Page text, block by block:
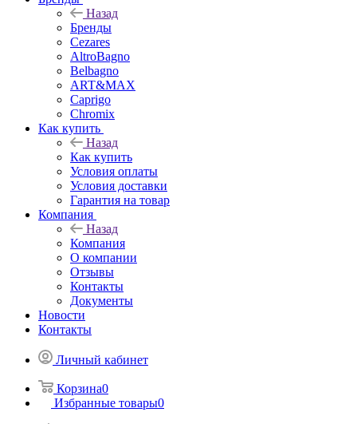
Назад
Бренды
Cezares
AltroBagno
Belbagno
ART&MAX
Caprigo
Chromix
Как купить
Назад
Как купить
Условия оплаты
Условия доставки
Гарантия на товар
Компания
Назад
Компания
О компании
Отзывы
Контакты
Документы
Новости
Контакты
Личный кабинет
Корзина0
Избранные товары0